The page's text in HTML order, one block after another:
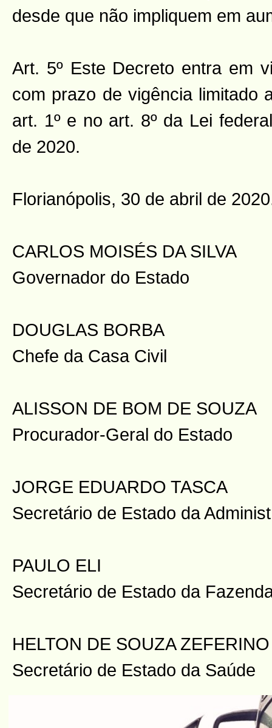
desde que não impliquem em
Art. 5º Este Decreto entra em
com prazo de vigência limitado
art. 1º e no art. 8º da Lei
de 2020.
Florianópolis, 30 de abril de
CARLOS MOISÉS DA SILVA
Governador do Estado
DOUGLAS BORBA
Chefe da Casa Civil
ALISSON DE BOM DE SOUZA
Procurador-Geral do Estado
JORGE EDUARDO TASCA
Secretário de Estado da
PAULO ELI
Secretário de Estado da
HELTON DE SOUZA ZEFERINO
Secretário de Estado da Saúde